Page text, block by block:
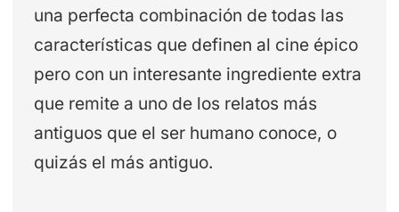
una perfecta combinación de todas las
características que definen al cine épico
pero con un interesante ingrediente extra
que remite a uno de los relatos más
antiguos que el ser humano conoce, o
quizás el más antiguo.